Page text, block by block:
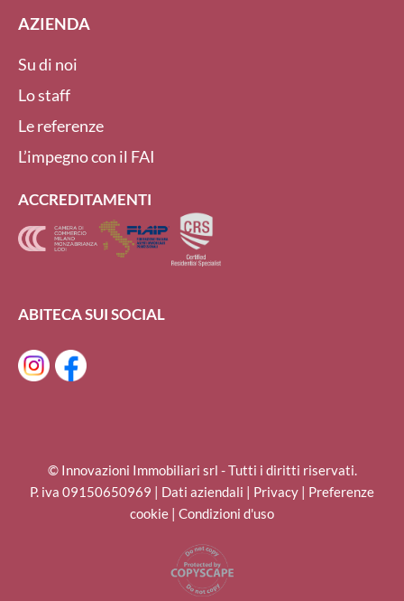
AZIENDA
Su di noi
Lo staff
Le referenze
L’impegno con il FAI
ACCREDITAMENTI
ABITECA SUI SOCIAL
© Innovazioni Immobiliari srl - Tutti i diritti riservati.
P. iva 09150650969 | Dati aziendali | Privacy | Preferenze
cookie | Condizioni d'uso